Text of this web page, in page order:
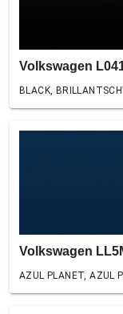
Volkswagen
BLACK,
Volkswagen
AZUL PLANET, AZUL